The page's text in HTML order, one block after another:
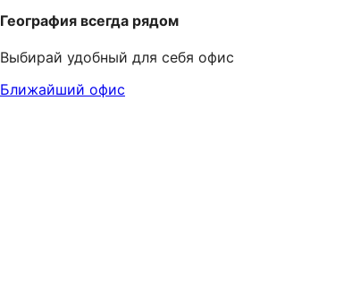
География всегда рядом
Выбирай удобный для себя офис
Ближайший офис